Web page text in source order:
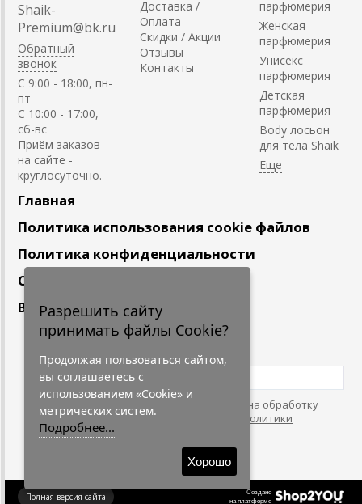
Shaik-
Premium@bk.ru
Обратный
звонок
C 9:00 - 18:00, пн-
пт
С 10:00 - 17:00,
сб-вс
Приём заказов
на сайте -
круглосуточно.
Доставка /
Оплата
Скидки / Акции
Отзывы
Контакты
парфюмерия
Женская
парфюмерия
Унисекс
парфюмерия
Детская
парфюмерия
Body лосьон
для тела Shaik
Главная
Политика использования cookie файлов
Политика конфиденциальности
Сотрудничество
Вакансии
Подпишитесь
Нажимая на кнопку, я даю согласие на обработку
персональных данных. С условиями
"Политики
Конфидециальности"
Создано
на платформе
Полная версия сайта
Разрешить сайту
принимать файлы Cookie?
Продолжая пользоваться сайтом,
вы соглашаетесь с
использованием «Cookie» и
метрических систем.
Подробнее...
Хорошо